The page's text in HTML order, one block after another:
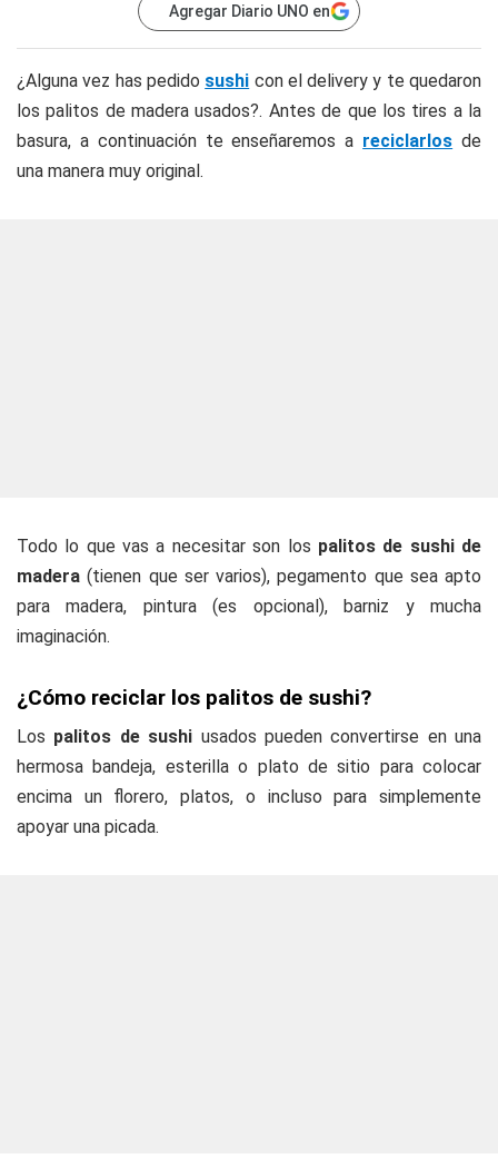
Agregar Diario UNO en
¿Alguna vez has pedido sushi con el delivery y te quedaron
los palitos de madera usados?. Antes de que los tires a la
basura, a continuación te enseñaremos a reciclarlos de
una manera muy original.
Todo lo que vas a necesitar son los palitos de sushi de
madera (tienen que ser varios), pegamento que sea apto
para madera, pintura (es opcional), barniz y mucha
imaginación.
¿Cómo reciclar los palitos de sushi?
Los palitos de sushi usados pueden convertirse en una
hermosa bandeja, esterilla o plato de sitio para colocar
encima un florero, platos, o incluso para simplemente
apoyar una picada.